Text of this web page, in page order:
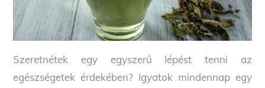
Szeretnétek egy egyszerű lépést tenni az
egészségetek érdekében? Igyatok mindennap egy